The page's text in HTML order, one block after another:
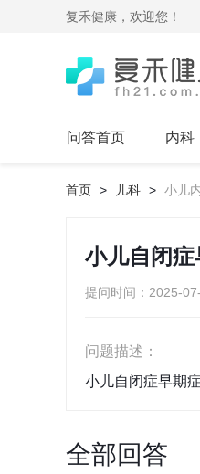
复禾健康，欢迎您！
问答首页 内科
首页 > 儿科 > 小儿
小儿自闭
提问时间：2025-
问题描述：
小儿自闭症早期
全部回答